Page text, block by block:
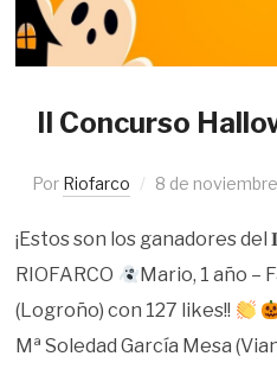
II Concurso
Por Riofarco 8 de
¡Estos son los ganadores del 𝐈𝐈
RIOFARCO
Mario, 1 año –
(Logroño) con 127 likes!!
Mª Soledad García Mesa